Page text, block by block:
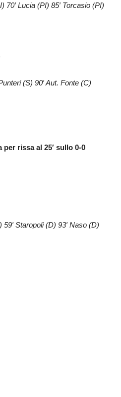
70′ Lucia (PI) 85′ Torcasio (PI)
(S) 90′ Aut. Fonte (C)
per rissa al 25′ sullo 0-0
Staropoli (D) 93′ Naso (D)